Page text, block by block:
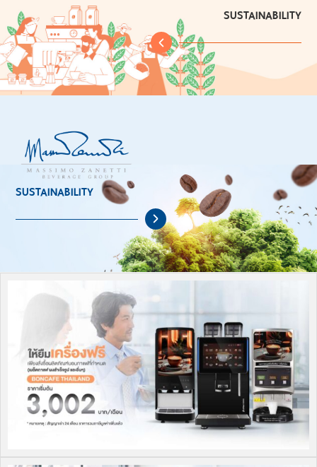
SUSTAINABILITY
SUSTAINABILITY